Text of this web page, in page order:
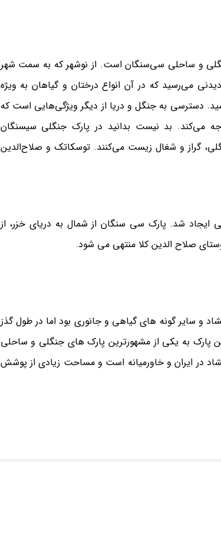
و ساحلی سی‌سنگان است. از نوشهر که به سمت شهر
زیبا و دیدنی می‌رسید که در آن انواع درختان و گیاهان به ویژه
دسترسی به جنگل و دریا از دیگر ویژگی‌هایی است که
می‌کند. بد نیست بدانید در پارک جنگلی سیسنگان
گراز و شغال زیست می‌کنند. توسکاتک و صلاح‌الدین
آشتیانی ایجاد شد. پارک سی سنگان از شمال به دریای خزر، از
صلاح الدین کلا منتهی می شود.
و سایر گونه های گیاهی و جانوری بود اما در طول گذز
پارک به یکی از مشهورترین پارک های جنگلی و ساحلی
در ایران و خاورمیانه است و مساحت زیادی از پوشش